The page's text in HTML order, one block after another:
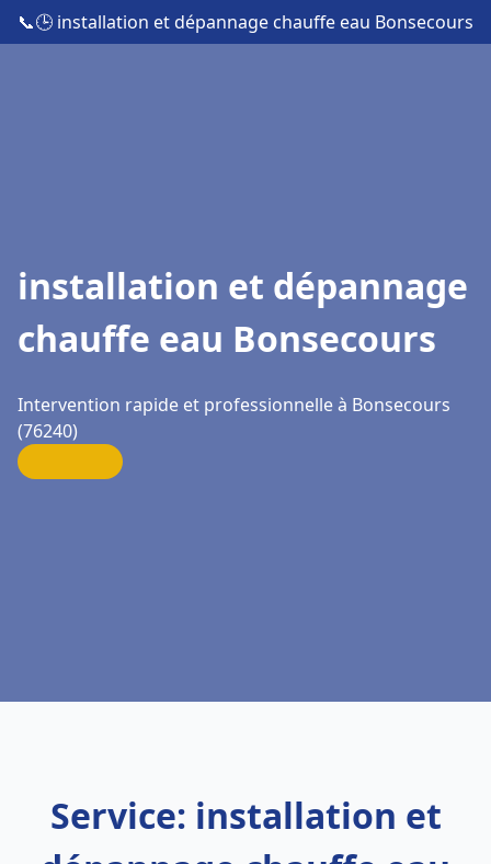
📞🕒 installation et dépannage chauffe eau Bonsecours
installation et dépannage
chauffe eau Bonsecours
Intervention rapide et professionnelle à Bonsecours
(76240)
Service: installation et